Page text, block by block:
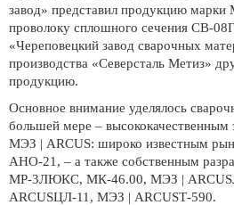
завод» представил продукцию
проволоку сплошного сечения СВ-
«Череповецкий завод сварочных
производства «Северсталь Метиз»
продукцию.
Основное внимание уделялось
большей мере – высококачественным
МЭЗ | ARCUS: широко известным
АНО-21, – а также собственным
МР-3ЛЮКС, МК-46.00, МЭЗ |
ARCUSЦЛ-11, МЭЗ | ARCUSТ-590.